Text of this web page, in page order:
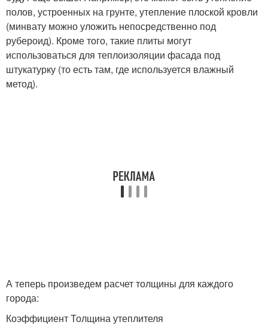
полов, устроенных на грунте, утепление плоской кровли
(минвату можно уложить непосредственно под
рубероид). Кроме того, такие плиты могут
использоваться для теплоизоляции фасада под
штукатурку (то есть там, где используется влажный
метод).
А теперь произведем расчет толщины для каждого
города:
Коэффициент Толщина утеплителя